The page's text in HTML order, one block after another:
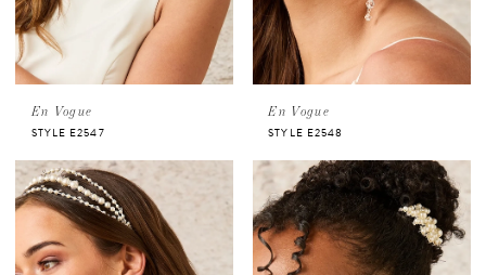
En Vogue
STYLE E2547
En Vogue
STYLE E2548